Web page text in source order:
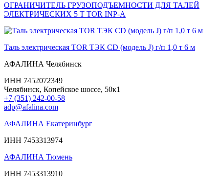
ОГРАНИЧИТЕЛЬ ГРУЗОПОДЪЕМНОСТИ ДЛЯ ТАЛЕЙ
ЭЛЕКТРИЧЕСКИХ 5 Т TOR INP-A
Таль электрическая TOR ТЭК CD (модель J) г/п 1,0 т 6 м
АФАЛИНА Челябинск
ИНН 7452072349
Челябинск, Копейское шоссе, 50к1
+7 (351) 242-00-58
adp@afalina.com
АФАЛИНА Екатеринбург
ИНН 7453313974
АФАЛИНА Тюмень
ИНН 7453313910